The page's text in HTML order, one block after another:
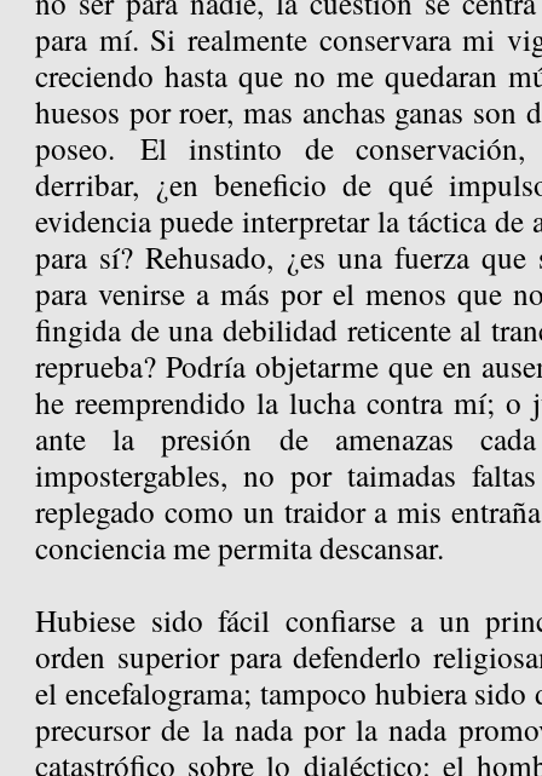
para mí. Si realmente conservara mi
creciendo hasta que no me quedaran
huesos por roer, mas anchas ganas son
poseo. El instinto de
derribar, ¿en beneficio de qué
evidencia puede interpretar la táctica de
para sí? Rehusado, ¿es una fuerza
para venirse a más por el menos que
fingida de una debilidad reticente al
reprueba? Podría objetarme que en
he reemprendido la lucha contra mí; o
ante la presión de amenazas
impostergables, no por taimadas
replegado como un traidor a mis
conciencia me permita descansar.
Hubiese sido fácil confiarse a un
orden superior para defenderlo
el encefalograma; tampoco hubiera sido
precursor de la nada por la nada
catastrófico sobre lo dialéctico: el